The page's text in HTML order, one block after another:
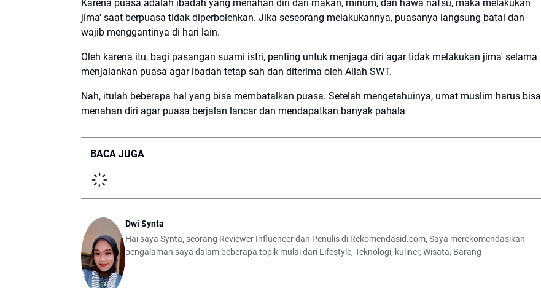
Karena puasa adalah ibadah yang menahan diri dari makan, minum, dan hawa nafsu, maka melakukan
jima' saat berpuasa tidak diperbolehkan. Jika seseorang melakukannya, puasanya langsung batal dan
wajib menggantinya di hari lain.
Oleh karena itu, bagi pasangan suami istri, penting untuk menjaga diri agar tidak melakukan jima' selama
menjalankan puasa agar ibadah tetap sah dan diterima oleh Allah SWT.
Nah, itulah beberapa hal yang bisa membatalkan puasa. Setelah mengetahuinya, umat muslim harus bisa
menahan diri agar puasa berjalan lancar dan mendapatkan banyak pahala
BACA JUGA
Dwi Synta
Hai saya Synta, seorang Reviewer Influencer dan Penulis di Rekomendasid.com, Saya merekomendasikan
pengalaman saya dalam beberapa topik mulai dari Lifestyle, Teknologi, kuliner, Wisata, Barang